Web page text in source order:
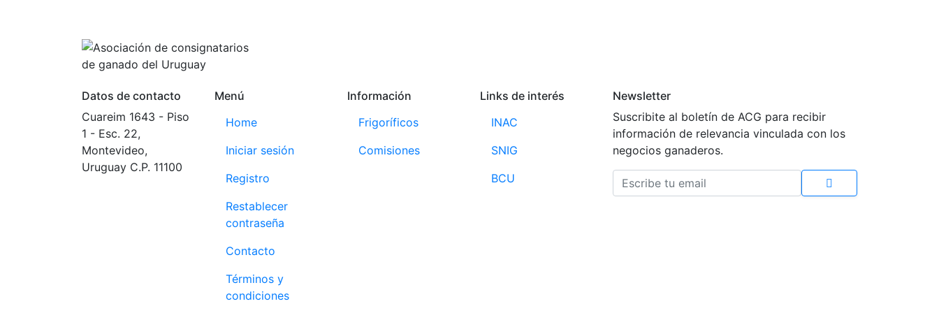
Datos de contacto
Cuareim 1643 - Piso
1 - Esc. 22,
Montevideo,
Uruguay C.P. 11100
Menú
Home
Iniciar sesión
Registro
Restablecer
contraseña
Contacto
Términos y
condiciones
Información
Frigoríficos
Comisiones
Links de interés
INAC
SNIG
BCU
Newsletter
Suscribite al boletín de ACG para recibir
información de relevancia vinculada con los
negocios ganaderos.